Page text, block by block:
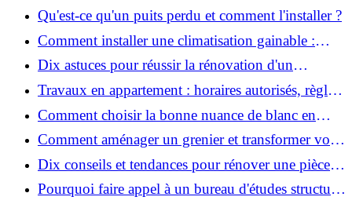
Qu'est-ce qu'un puits perdu et comment l'installer ?
Comment installer une climatisation gainable :
coût, étapes et conseils ?
Dix astuces pour réussir la rénovation d'un
appartement
Travaux en appartement : horaires autorisés, règles
et bonnes pratiques
Comment choisir la bonne nuance de blanc en
décoration et éviter les pièges ?
Comment aménager un grenier et transformer vos
combles en espace habitable ?
Dix conseils et tendances pour rénover une pièce
de la maison
Pourquoi faire appel à un bureau d'études structure